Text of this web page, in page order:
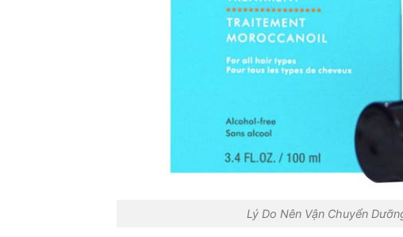
Lý Do Nên Vận Chuyển